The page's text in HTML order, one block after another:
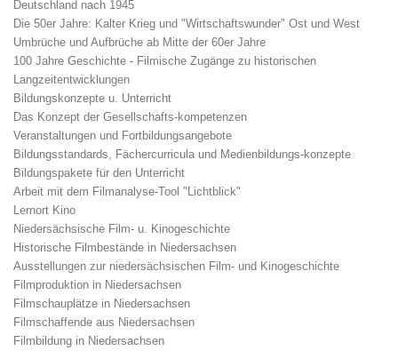
Deutschland nach 1945
Die 50er Jahre: Kalter Krieg und "Wirtschaftswunder" Ost und West
Umbrüche und Aufbrüche ab Mitte der 60er Jahre
100 Jahre Geschichte - Filmische Zugänge zu historischen
Langzeitentwicklungen
Bildungskonzepte u. Unterricht
Das Konzept der Gesellschafts-kompetenzen
Veranstaltungen und Fortbildungsangebote
Bildungsstandards, Fächercurricula und Medienbildungs-konzepte
Bildungspakete für den Unterricht
Arbeit mit dem Filmanalyse-Tool "Lichtblick"
Lernort Kino
Niedersächsische Film- u. Kinogeschichte
Historische Filmbestände in Niedersachsen
Ausstellungen zur niedersächsischen Film- und Kinogeschichte
Filmproduktion in Niedersachsen
Filmschauplätze in Niedersachsen
Filmschaffende aus Niedersachsen
Filmbildung in Niedersachsen